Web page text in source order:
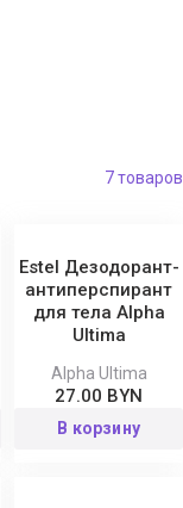
7 товаров
Estel Дезодорант-
антиперспирант
для тела Alpha
Ultima
Alpha Ultima
27.00 BYN
В корзину